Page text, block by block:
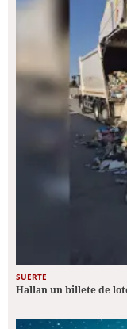
SUERTE
Hallan un billete de